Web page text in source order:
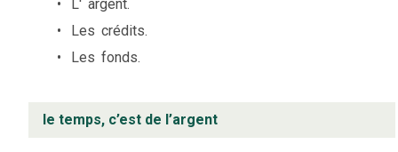
L' argent.
Les crédits.
Les fonds.
le temps, c’est de l’argent